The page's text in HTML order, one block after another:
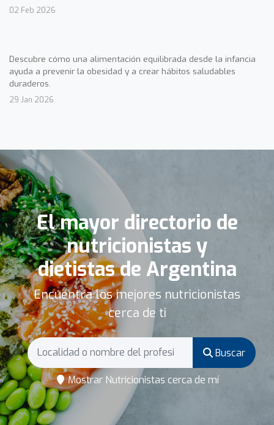
02 Feb 2026
Descubre cómo una alimentación equilibrada desde la infancia
ayuda a prevenir la obesidad y a crear hábitos saludables
duraderos.
29 Jan 2026
El mayor directorio de
nutricionistas y
dietistas de Argentina
Encuentra los mejores nutricionistas
cerca de ti
Buscar
Mostrar Nutricionistas cerca de mí